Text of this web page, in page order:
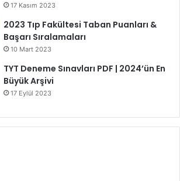
17 Kasım 2023
2023 Tıp Fakültesi Taban Puanları &
Başarı Sıralamaları
10 Mart 2023
TYT Deneme Sınavları PDF | 2024’ün En
Büyük Arşivi
17 Eylül 2023